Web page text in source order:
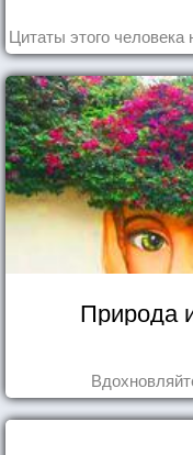
Цитаты этого
Природа